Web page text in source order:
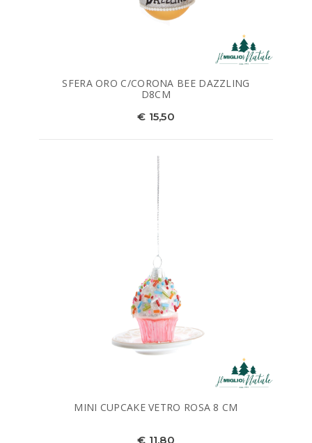
SFERA ORO C/CORONA BEE DAZZLING
D8CM
€ 15,50
MINI CUPCAKE VETRO ROSA 8 CM
€ 11,80